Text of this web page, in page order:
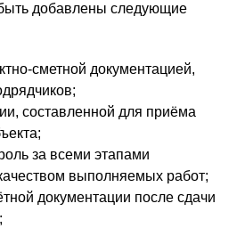
добавлены следующие
сметной документацией,
составленной для приёма
за всеми этапами
выполняемых работ;
документации после сдачи